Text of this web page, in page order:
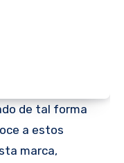
de tal forma
a estos
marca,